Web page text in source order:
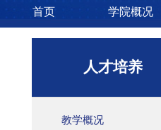
首页 学院概况
人才培养
教学概况